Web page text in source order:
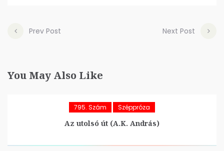
Prev Post Next Post
You May Also Like
795. Szám Széppróza
Az utolsó út (A.K. András)